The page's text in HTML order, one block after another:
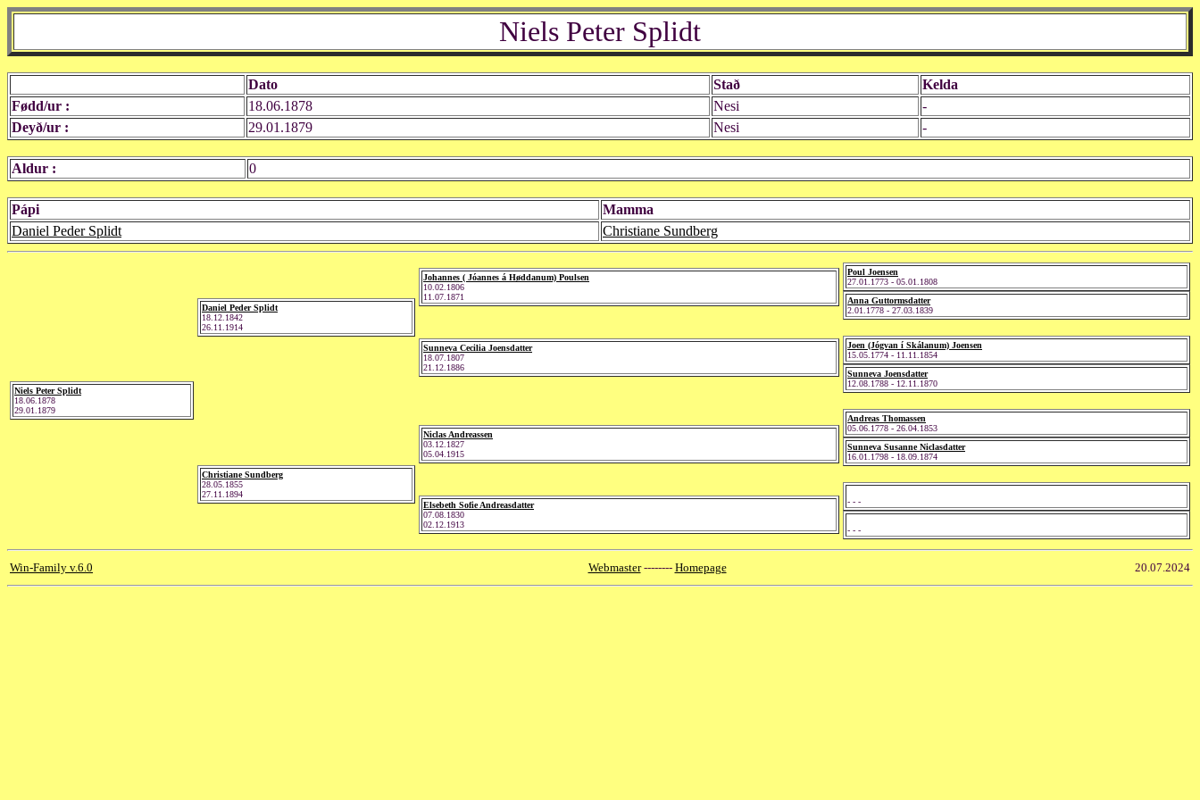
Niels Peter Splidt
Dato Stað
Kelda
Fødd/ur :
18.06.1878 Nesi
-
Deyð/ur :
29.01.1879 Nesi -
Aldur : 0
Pápi
Mamma
Daniel Peder Splidt
Christiane Sundberg
Niels Peter Splidt
18.06.1878
29.01.1879
Daniel Peder Splidt
18.12.1842
26.11.1914
Christiane Sundberg
28.05.1855
27.11.1894
Johannes ( Jóannes á Høddanum) Poulsen
10.02.1806
11.07.1871
Sunneva Cecilia Joensdatter
18.07.1807
21.12.1886
Niclas Andreassen
03.12.1827
05.04.1915
Elsebeth Sofie Andreasdatter
07.08.1830
02.12.1913
Poul Joensen
27.01.1773 - 05.01.1808
Anna Guttormsdatter
2.01.1778 - 27.03.1839
Joen (Jógvan í Skálanum) Joensen
15.05.1774 - 11.11.1854
Sunneva Joensdatter
12.08.1788 - 12.11.1870
Andreas Thomassen
05.06.1778 - 26.04.1853
Sunneva Susanne Niclasdatter
16.01.1798 - 18.09.1874
- - -
- - -
Win-Family v.6.0 Webmaster-------- Homepage 20.07.2024